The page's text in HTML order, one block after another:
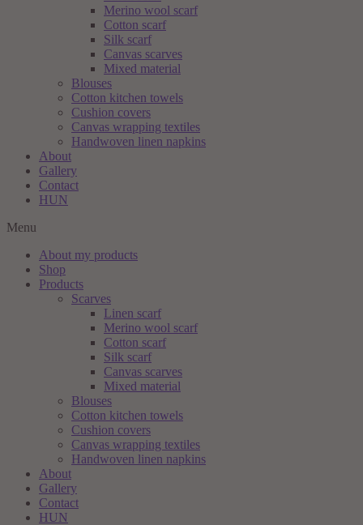
Merino wool scarf
Cotton scarf
Silk scarf
Canvas scarves
Mixed material
Blouses
Cotton kitchen towels
Cushion covers
Canvas wrapping textiles
Handwoven linen napkins
About
Gallery
Contact
HUN
Menu
About my products
Shop
Products
Scarves
Linen scarf
Merino wool scarf
Cotton scarf
Silk scarf
Canvas scarves
Mixed material
Blouses
Cotton kitchen towels
Cushion covers
Canvas wrapping textiles
Handwoven linen napkins
About
Gallery
Contact
HUN